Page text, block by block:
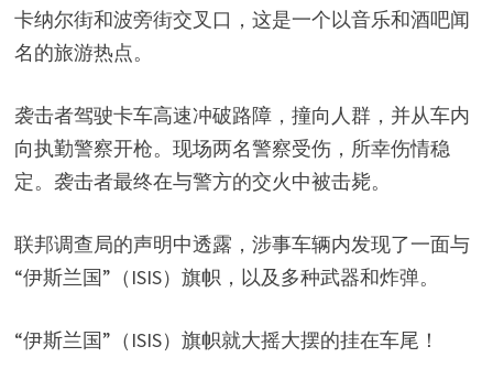
卡纳尔街和波旁街交叉口，这是一个以音乐和酒吧闻
名的旅游热点。
袭击者驾驶卡车高速冲破路障，撞向人群，并从车内
向执勤警察开枪。现场两名警察受伤，所幸伤情稳
定。袭击者最终在与警方的交火中被击毙。
联邦调查局的声明中透露，涉事车辆内发现了一面与
“伊斯兰国”（ISIS）旗帜，以及多种武器和炸弹。
“伊斯兰国”（ISIS）旗帜就大摇大摆的挂在车尾！